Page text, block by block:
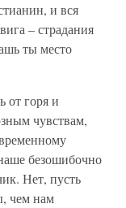
и вся
– страдания
ты место
от горя и
чувствам,
безошибочно
Нет, пусть
чем нам